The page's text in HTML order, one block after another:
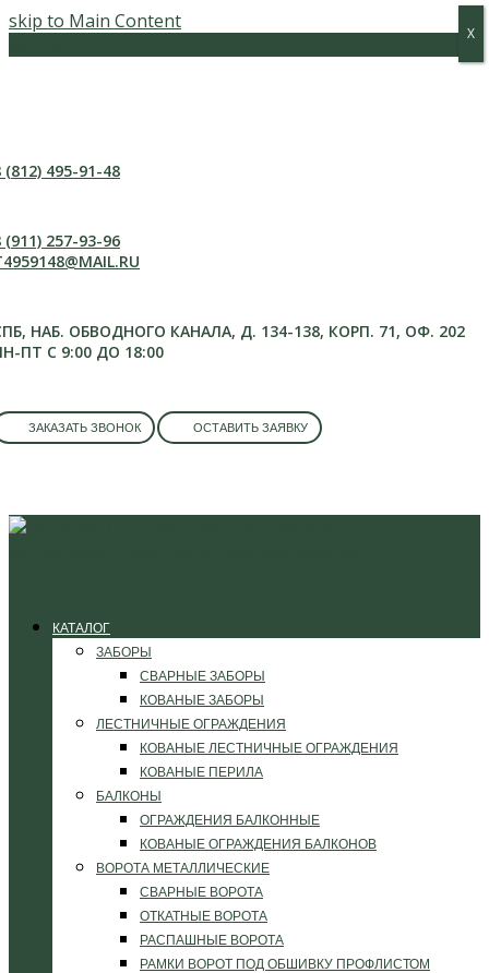
skip to Main Content
(812) 495-91-48
(911) 257-93-96
НАБ. ОБВОДНОГО КАНАЛА, Д. 134-138, КОРП. 71, ОФ. 202
ПТ С 9:00 ДО 18:00
ЗАКАЗАТЬ ЗВОНОК ОСТАВИТЬ ЗАЯВКУ
КАТАЛОГ
ЗАБОРЫ
СВАРНЫЕ ЗАБОРЫ
КОВАНЫЕ ЗАБОРЫ
ЛЕСТНИЧНЫЕ ОГРАЖДЕНИЯ
КОВАНЫЕ ЛЕСТНИЧНЫЕ ОГРАЖДЕНИЯ
КОВАНЫЕ ПЕРИЛА
БАЛКОНЫ
ОГРАЖДЕНИЯ БАЛКОННЫЕ
КОВАНЫЕ ОГРАЖДЕНИЯ БАЛКОНОВ
ВОРОТА МЕТАЛЛИЧЕСКИЕ
СВАРНЫЕ ВОРОТА
ОТКАТНЫЕ ВОРОТА
РАСПАШНЫЕ ВОРОТА
РАМКИ ВОРОТ ПОД ОБШИВКУ ПРОФЛИСТОМ
Х
Х